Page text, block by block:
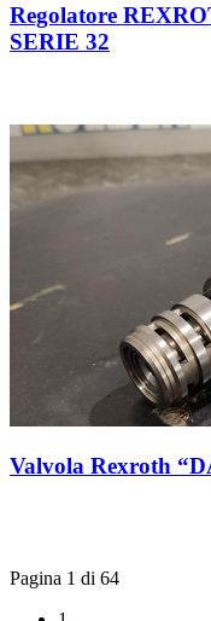
Regolatore
SERIE 32
Valvola Rexroth
Pagina 1 di 64